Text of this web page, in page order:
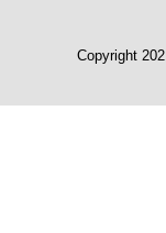
Copyright